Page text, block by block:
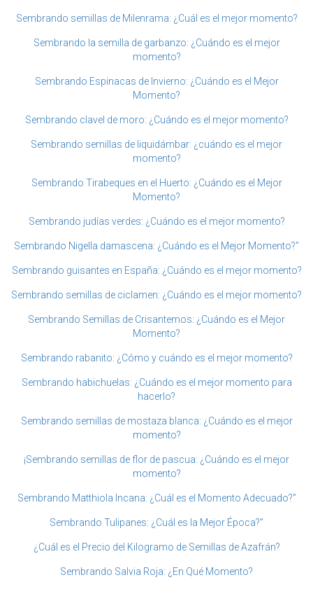
Sembrando semillas de Milenrama: ¿Cuál es el mejor momento?
Sembrando la semilla de garbanzo: ¿Cuándo es el mejor
momento?
Sembrando Espinacas de Invierno: ¿Cuándo es el Mejor
Momento?
Sembrando clavel de moro: ¿Cuándo es el mejor momento?
Sembrando semillas de liquidámbar: ¿cuándo es el mejor
momento?
Sembrando Tirabeques en el Huerto: ¿Cuándo es el Mejor
Momento?
Sembrando judías verdes: ¿Cuándo es el mejor momento?
Sembrando Nigella damascena: ¿Cuándo es el Mejor Momento?”
Sembrando guisantes en España: ¿Cuándo es el mejor momento?
Sembrando semillas de ciclamen: ¿Cuándo es el mejor momento?
Sembrando Semillas de Crisantemos: ¿Cuándo es el Mejor
Momento?
Sembrando rabanito: ¿Cómo y cuándo es el mejor momento?
Sembrando habichuelas: ¿Cuándo es el mejor momento para
hacerlo?
Sembrando semillas de mostaza blanca: ¿Cuándo es el mejor
momento?
¡Sembrando semillas de flor de pascua: ¿Cuándo es el mejor
momento?
Sembrando Matthiola Incana: ¿Cuál es el Momento Adecuado?”
Sembrando Tulipanes: ¿Cuál es la Mejor Época?”
¿Cuál es el Precio del Kilogramo de Semillas de Azafrán?
Sembrando Salvia Roja: ¿En Qué Momento?